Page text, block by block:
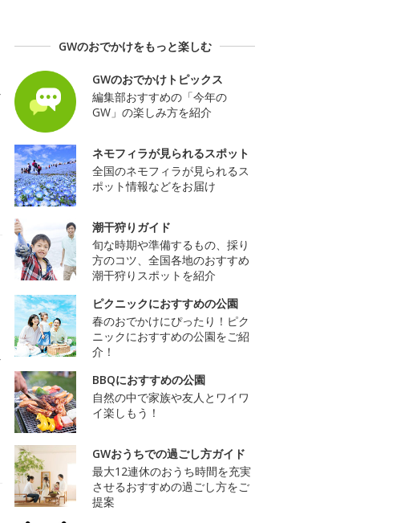
GWのおでかけをもっと楽しむ
GWのおでかけトピックス
編集部おすすめの「今年の
GW」の楽しみ方を紹介
ネモフィラが見られるスポット
全国のネモフィラが見られるス
ポット情報などをお届け
潮干狩りガイド
旬な時期や準備するもの、採り
方のコツ、全国各地のおすすめ
潮干狩りスポットを紹介
ピクニックにおすすめの公園
春のおでかけにぴったり！ピク
ニックにおすすめの公園をご紹
介！
BBQにおすすめの公園
自然の中で家族や友人とワイワ
イ楽しもう！
GWおうちでの過ごし方ガイド
最大12連休のおうち時間を充実
させるおすすめの過ごし方をご
提案